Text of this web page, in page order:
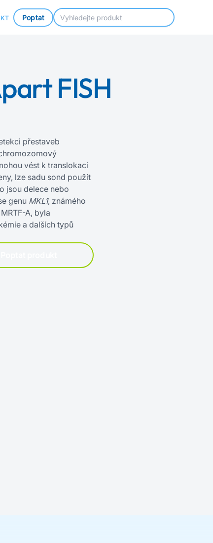
Poptat
FISH
přestaveb
vést k translokaci
lze sadu sond použít
jsou delece nebo
genu MKL1, známého
‍A, byla
a dalších typů